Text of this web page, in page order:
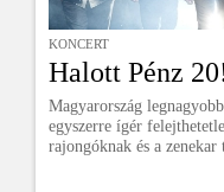
KONCERT
Halott Pénz
Magyarország
egyszerre ígér
rajongóknak és a zenekar